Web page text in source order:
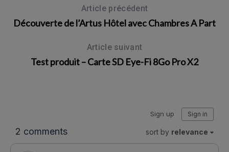
Article précédent
Découverte de l’Artus Hôtel avec Chambres A Part
Article suivant
Test produit – Carte SD Eye-Fi 8Go Pro X2